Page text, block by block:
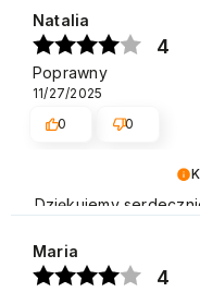
Dziękujemy
zakupu. Pozdrawiamy
Natalia
4
Poprawny
11/27/2025
0
0
Maria
4